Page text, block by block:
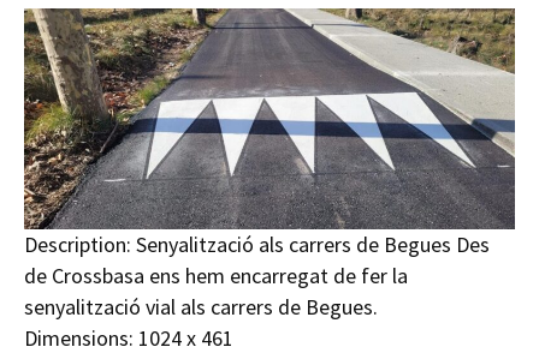
Description: Senyalització als carrers de Begues Des
de Crossbasa ens hem encarregat de fer la
senyalització vial als carrers de Begues.
Dimensions: 1024 x 461